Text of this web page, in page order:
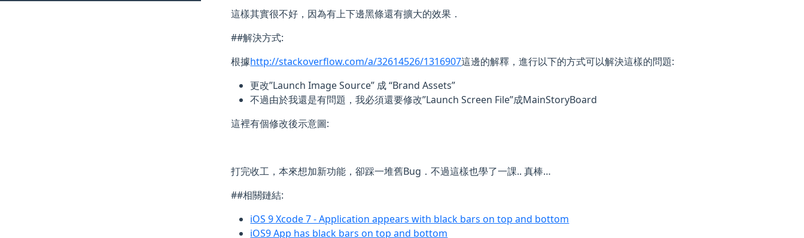
這樣其實很不好，因為有上下邊黑條還有擴大的效果．
##解決方式:
根據http://stackoverflow.com/a/32614526/1316907這邊的解釋，進行以下的方式可以解決這樣的問題:
更改”Launch Image Source” 成 “Brand Assets”
不過由於我還是有問題，我必須還要修改”Launch Screen File”成MainStoryBoard
這裡有個修改後示意圖:
打完收工，本來想加新功能，卻踩一堆舊Bug．不過這樣也學了一課.. 真棒…
##相關鏈結:
iOS 9 Xcode 7 - Application appears with black bars on top and bottom
iOS9 App has black bars on top and bottom